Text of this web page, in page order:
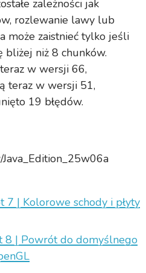
zależności jak
rozlewanie lawy lub
może zaistnieć tylko jeśli
bliżej niż 8 chunków.
w wersji 66,
teraz w wersji 51,
19 błędów.
7 | Kolorowe schody i płyty
8 | Powrót do domyślnego